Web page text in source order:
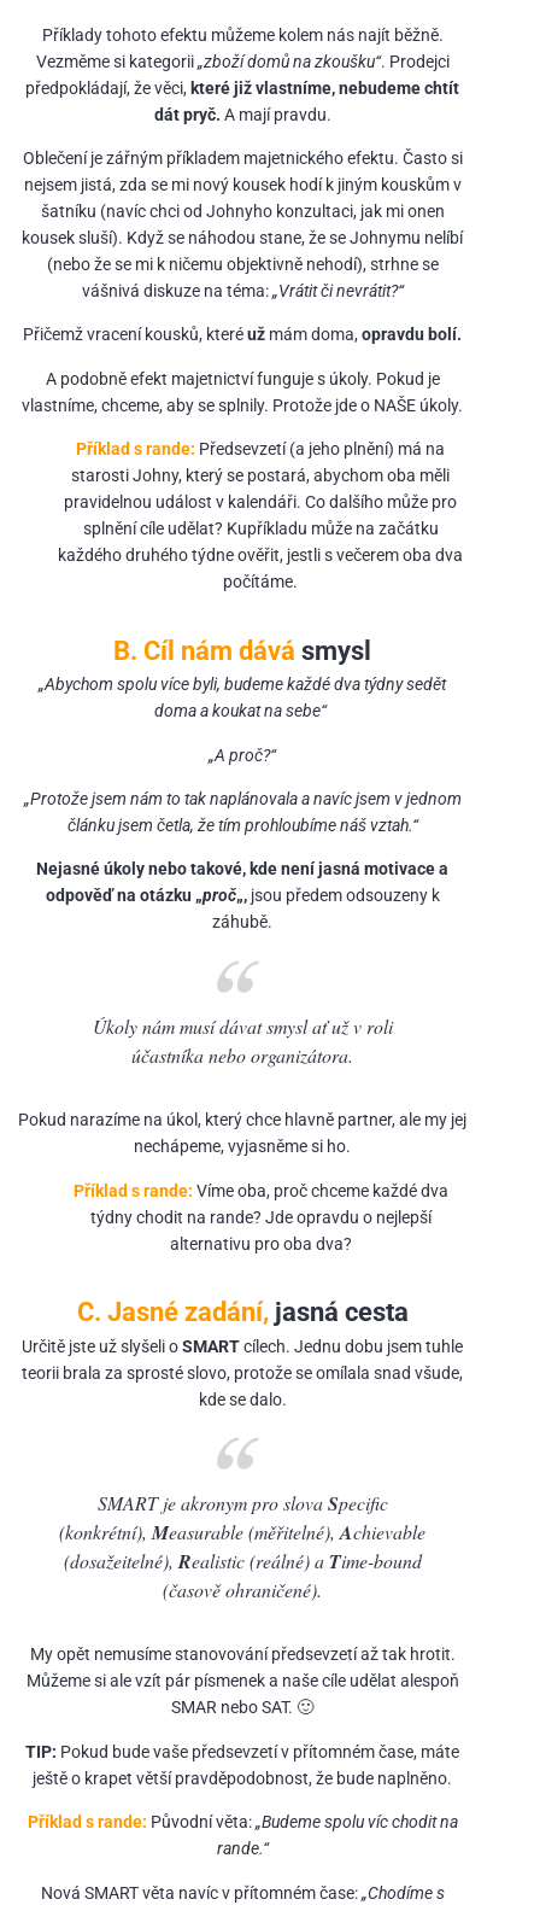
Příklady tohoto efektu můžeme kolem nás najít běžně.
Vezměme si kategorii„zboží domů na zkoušku“. Prodejci
předpokládají, že věci, které již vlastníme, nebudeme chtít
dát pryč. A mají pravdu.
Oblečení je zářným příkladem majetnického efektu. Často si
nejsem jistá, zda se mi nový kousek hodí k jiným kouskům v
šatníku (navíc chci od Johnyho konzultaci, jak mi onen
kousek sluší). Když se náhodou stane, že se Johnymu nelíbí
(nebo že se mi k ničemu objektivně nehodí), strhne se
vášnivá diskuze na téma:„Vrátit či nevrátit?“
Přičemž vracení kousků, kteréuž mám doma,opravdu bolí.
A podobně efekt majetnictví funguje s úkoly. Pokud je
vlastníme, chceme, aby se splnily. Protože jde o NAŠE úkoly.
Příklad s rande: Předsevzetí (a jeho plnění) má na
starosti Johny, který se postará, abychom oba měli
pravidelnou událost v kalendáři. Co dalšího může pro
splnění cíle udělat? Kupříkladu může na začátku
každého druhého týdne ověřit, jestli s večerem oba dva
počítáme.
B. Cíl nám dává smysl
„Abychom spolu více byli, budeme každé dva týdny sedět
doma a koukat na sebe“
„A proč?“
„Protože jsem nám to tak naplánovala a navíc jsem v jednom
článku jsem četla, že tím prohloubíme náš vztah.“
Nejasné úkoly nebo takové, kde není jasná motivace a
odpověď na otázku „proč„, jsou předem odsouzeny k
záhubě.
Úkoly nám musí dávat smysl ať už v roli
účastníka nebo organizátora.
Pokud narazíme na úkol, který chce hlavně partner, ale my jej
nechápeme, vyjasněme si ho.
Příklad s rande: Víme oba, proč chceme každé dva
týdny chodit na rande? Jde opravdu o nejlepší
alternativu pro oba dva?
C. Jasné zadání, jasná cesta
Určitě jste už slyšeli oSMARTcílech. Jednu dobu jsem tuhle
teorii brala za sprosté slovo, protože se omílala snad všude,
kde se dalo.
SMART je akronym pro slovaSpecific
(konkrétní),Measurable (měřitelné),Achievable
(dosažeitelné),Realistic (reálné) a Time-bound
(časově ohraničené).
My opět nemusíme stanovování předsevzetí až tak hrotit.
Můžeme si ale vzít pár písmenek a naše cíle udělat alespoň
SMAR nebo SAT. 🙂
TIP: Pokud bude vaše předsevzetí v přítomném čase, máte
ještě o krapet větší pravděpodobnost, že bude naplněno.
Příklad s rande: Původní věta:„Budeme spolu víc chodit na
rande.“
Nová SMART věta navíc v přítomném čase:„Chodíme s